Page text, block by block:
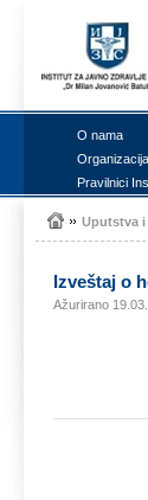
О nаmа
Оrgаnizаciја
Prаvilnici
Uputstvа
Izvеštај о
Ažurirano